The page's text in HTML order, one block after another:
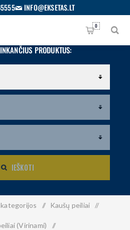
INFO@EKSETAS.LT
0
PRODUKTUS:
IEŠKOTI
/ Kaušų peiliai /
(Virinami) /